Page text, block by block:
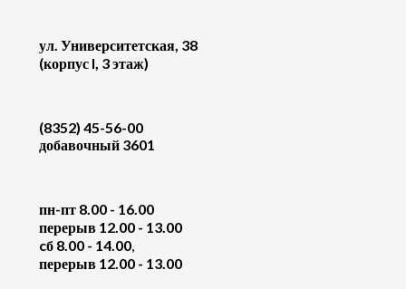
ул. Университетская, 38
(корпус I, 3 этаж)
(8352) 45-56-00
добавочный 3601
пн-пт 8.00 - 16.00
перерыв 12.00 - 13.00
cб 8.00 - 14.00,
перерыв 12.00 - 13.00